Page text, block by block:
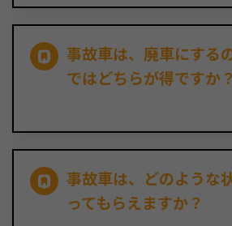
事故車は、廃車にする
ではどちらが得ですか？
事故車は、どのような
ってもらえますか？